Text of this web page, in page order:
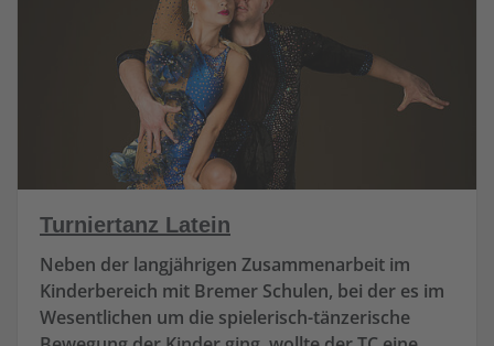
Turniertanz Latein
Neben der langjährigen Zusammenarbeit im
Kinderbereich mit Bremer Schulen, bei der es im
Wesentlichen um die spielerisch-tänzerische